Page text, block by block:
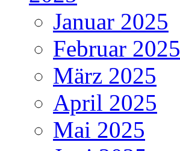
Januar 2025
Februar 2025
März 2025
April 2025
Mai 2025